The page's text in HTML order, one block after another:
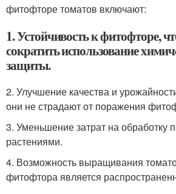
фитофторе томатов включают:
1. Устойчивость к фитофторе,
сократить использование
защиты.
2. Улучшение качества и
они не страдают от поражения
3. Уменьшение затрат на обработку
растениями.
4. Возможность выращивания
фитофтора является